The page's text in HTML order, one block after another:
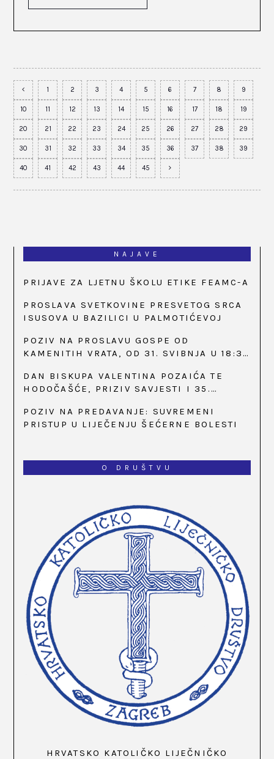
1 2 3 4 5 6 7 8 9
10 11 12 13 14 15 16 17 18 19
20 21 22 23 24 25 26 27 28 29
30 31 32 33 34 35 36 37 38 39
40 41 42 43 44 45
NAJAVE
PRIJAVE ZA LJETNU ŠKOLU ETIKE FEAMC-A
PROSLAVA SVETKOVINE PRESVETOG SRCA
ISUSOVA U BAZILICI U PALMOTIĆEVOJ
POZIV NA PROSLAVU GOSPE OD
KAMENITIH VRATA, OD 31. SVIBNJA U 18:30
DAN BISKUPA VALENTINA POZAIĆA TE
HODOČAŠĆE, PRIZIV SAVJESTI I 35.
BISTRICI, OD 15. DO 17. SVIBNJA
POZIV NA PREDAVANJE: SUVREMENI
PRISTUP U LIJEČENJU ŠEĆERNE BOLESTI
O DRUŠTVU
HRVATSKO KATOLIČKO LIJEČNIČKO